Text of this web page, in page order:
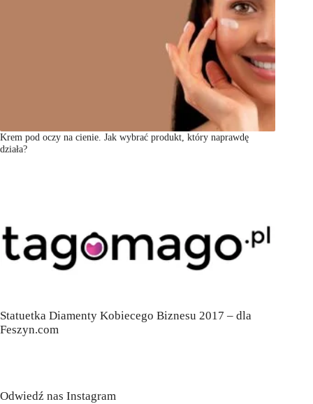
Krem pod oczy na cienie. Jak wybrać produkt, który naprawdę
działa?
Statuetka Diamenty Kobiecego Biznesu 2017 – dla
Feszyn.com
Odwiedź nas Instagram